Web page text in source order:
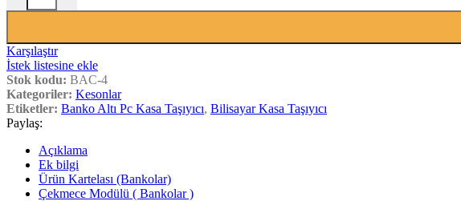
Karşılaştır
İstek listesine ekle
Stok kodu: BAC-4
Kategoriler: Kesonlar
Etiketler: Banko Altı Pc Kasa Taşıyıcı, Bilisayar Kasa Taşıyıcı
Paylaş:
Açıklama
Ek bilgi
Ürün Kartelası (Bankolar)
Çekmece Modülü ( Bankolar )